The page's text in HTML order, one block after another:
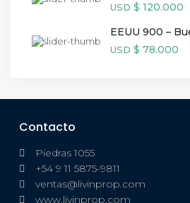
USD $ 120.000
EEUU 900 –
USD $ 78.000
Contacto
Piedras 1055
+54 9 11 5875-9811
ventas@livinprop.com
www.livinprop.com